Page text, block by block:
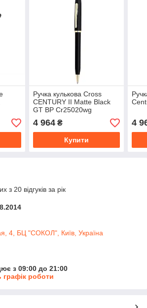
Ручка кулькова Cross
CENTURY II Matte Black
GT BP Cr25020wg
4 964₴
Купити
4
з 20 відгуків за рік
4, БЦ "СОКОЛ", Київ, Україна
з 09:00 до 21:00
графік роботи